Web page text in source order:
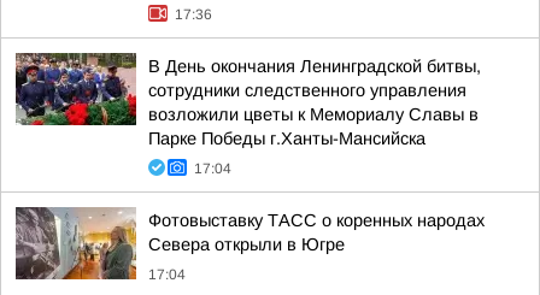
17:36
В День окончания Ленинградской битвы,
сотрудники следственного управления
возложили цветы к Мемориалу Славы в
Парке Победы г.Ханты-Мансийска
17:04
Фотовыставку ТАСС о коренных народах
Севера открыли в Югре
17:04